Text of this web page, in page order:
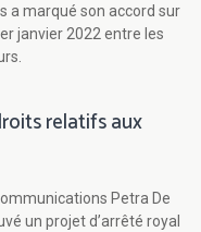
a marqué son accord sur
janvier 2022 entre les
relatifs aux
Petra De
un projet d’arrêté royal